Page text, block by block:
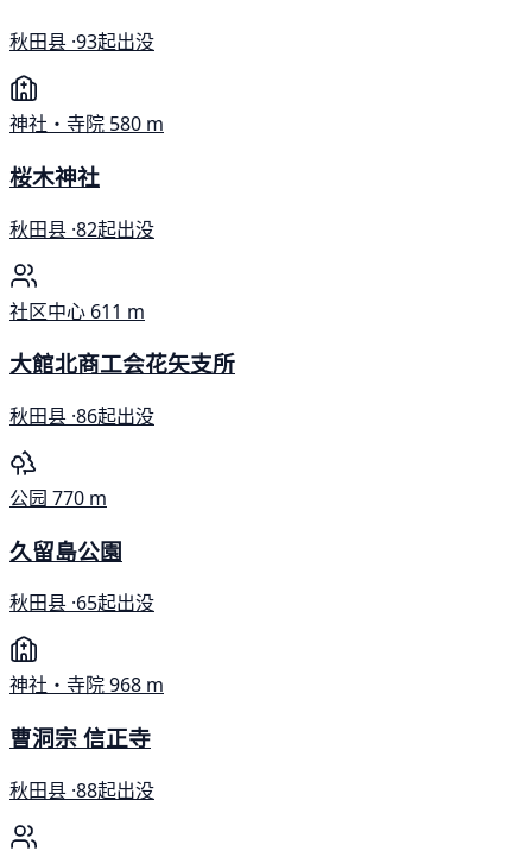
秋田县 ·93起出没
神社・寺院 580 m
桜木神社
秋田县 ·82起出没
社区中心 611 m
大館北商工会花矢支所
秋田县 ·86起出没
公园 770 m
久留島公園
秋田县 ·65起出没
神社・寺院968 m
曹洞宗 信正寺
秋田县 ·88起出没